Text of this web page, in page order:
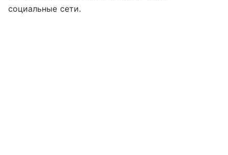
социальные сети.